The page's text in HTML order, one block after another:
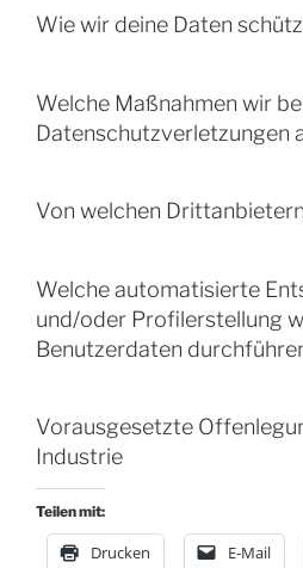
Wie wir deine Daten
Welche Maßnahmen wir
Datenschutzverletzungen
Von welchen
Welche automatisierte
und/oder Profilerstellung
Benutzerdaten
Vorausgesetzte
Industrie
Teilen mit:
Drucken E-Mail